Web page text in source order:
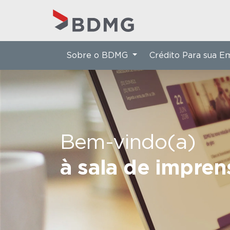
Bem-vindo(a)
à sala de
Sobre o BDMG Crédito Para sua